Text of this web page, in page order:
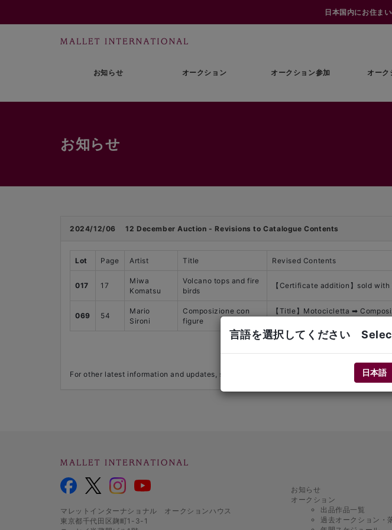
日本国内にお住ま
お知らせ オークション オークション参加 オーク
お知らせ
2024/12/06 12 December Auction - Revisions to Catalogue Contents
Lot Page Artist Title Revised Contents
017 17
Miwa
Komatsu
Volcano tops and fire
birds
【Certificate addition】sold
069 54
Mario
Sironi
Composizione con
figure
【Title】Motocicletta ➡
For other latest information and updates, such as conditions etc., please access the
マレットインターナショナル オークションハウス
東京都千代田区麹町1-3-1
お知らせ
オークション
出品作品一覧
過去オークション・
言語を選択してください
日本語